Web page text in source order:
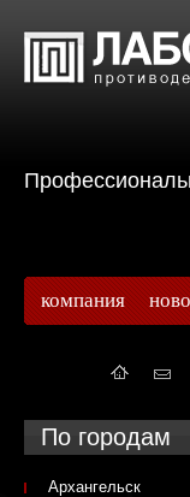
компания
По городам
Архангельск